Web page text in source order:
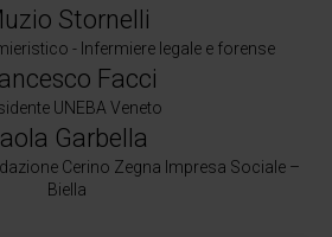
Stornelli
- Infermiere legale e forense
Facci
UNEBA Veneto
Garbella
Cerino Zegna Impresa Sociale –
Biella